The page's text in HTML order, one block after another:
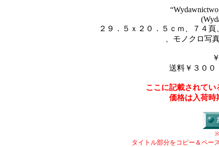
２９．５ｘ２０．５ｃｍ、７４
、モノクロ写
送料￥３００
ここに記載されて
価格は入荷時
タイトル部分をコピー＆ペー